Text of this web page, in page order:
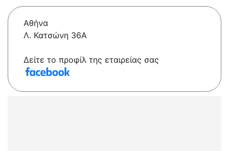
Αθήνα
Λ. Κατσώνη 36Α
Δείτε το προφίλ της εταιρείας σας